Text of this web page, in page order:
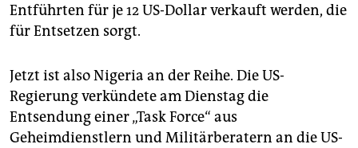
Entführten für je 12 US-Dollar verkauft werden, die
für Entsetzen sorgt.
Jetzt ist also Nigeria an der Reihe. Die US-
Regierung verkündete am Dienstag die
Entsendung einer „Task Force“ aus
Geheimdienstlern und Militärberatern an die US-